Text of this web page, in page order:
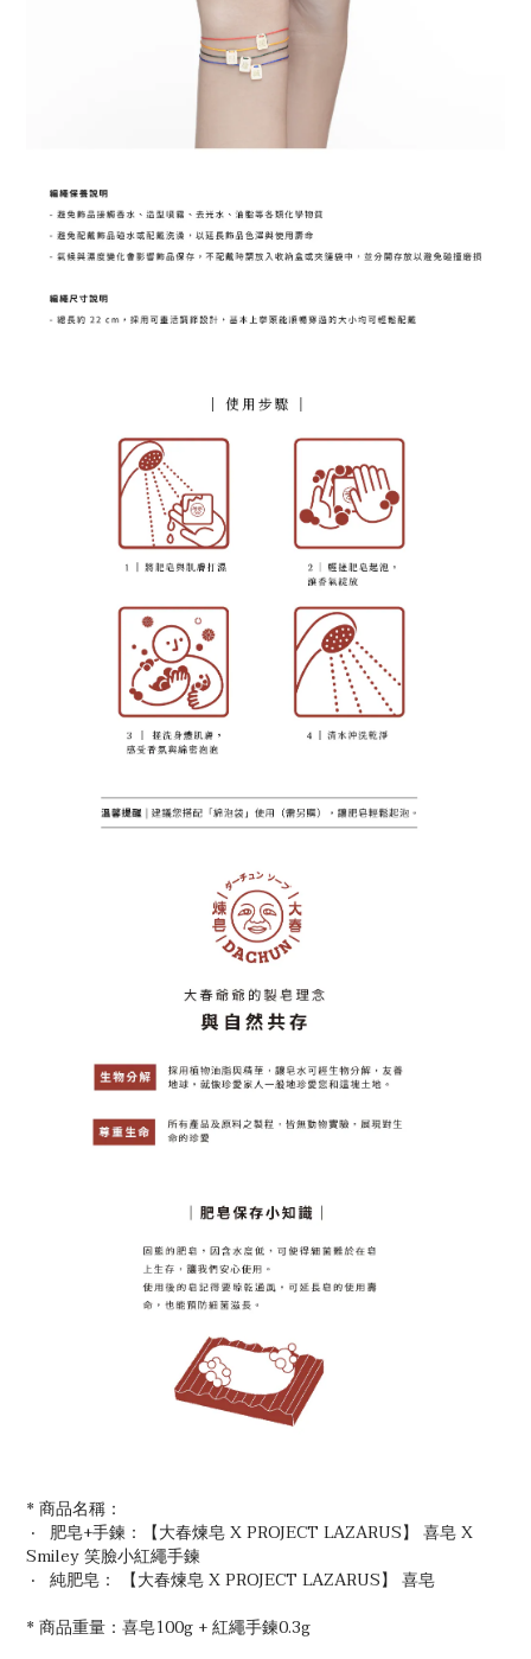
* 商品名稱：
‧ 肥皂+手鍊：【大春煉皂 X PROJECT LAZARUS】 喜皂 X
Smiley 笑臉小紅繩手鍊
‧ 純肥皂： 【大春煉皂 X PROJECT LAZARUS】 喜皂
* 商品重量：喜皂100g + 紅繩手鍊0.3g